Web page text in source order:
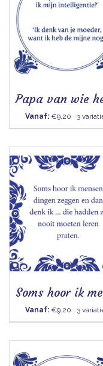
Vanaf: €9.20 · 3
Vanaf: €9.20 · 3